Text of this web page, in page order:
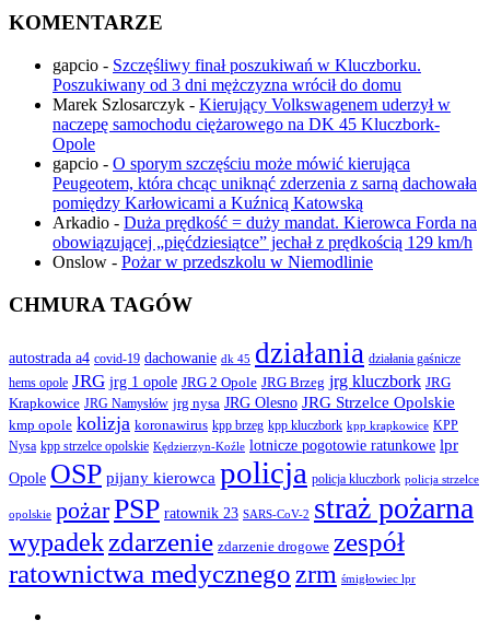
KOMENTARZE
gapcio - Szczęśliwy finał poszukiwań w Kluczborku.
Poszukiwany od 3 dni mężczyzna wrócił do domu
Marek Szlosarczyk - Kierujący Volkswagenem uderzył w
naczepę samochodu ciężarowego na DK 45 Kluczbork-
Opole
gapcio - O sporym szczęściu może mówić kierująca
Peugeotem, która chcąc uniknąć zderzenia z sarną dachowała
pomiędzy Karłowicami a Kuźnicą Katowską
Arkadio - Duża prędkość = duży mandat. Kierowca Forda na
obowiązującej „pięćdziesiątce” jechał z prędkością 129 km/h
Onslow - Pożar w przedszkolu w Niemodlinie
CHMURA TAGÓW
autostrada a4 covid-19 dachowanie dk 45 działania działania gaśnicze
hems opole JRG jrg 1 opole JRG 2 Opole JRG Brzeg jrg kluczbork JRG
Krapkowice JRG Namysłów jrg nysa JRG Olesno JRG Strzelce Opolskie
kmp opole kolizja koronawirus kpp brzeg kpp kluczbork kpp krapkowice KPP
Nysa kpp strzelce opolskie Kędzierzyn-Koźle lotnicze pogotowie ratunkowe lpr
Opole OSP pijany kierowca policja policja kluczbork policja strzelce
opolskie pożarPSP ratownik 23 SARS-CoV-2 straż pożarna
wypadekzdarzenie zdarzenie drogowe zespół
ratownictwa medycznegozrm śmigłowiec lpr